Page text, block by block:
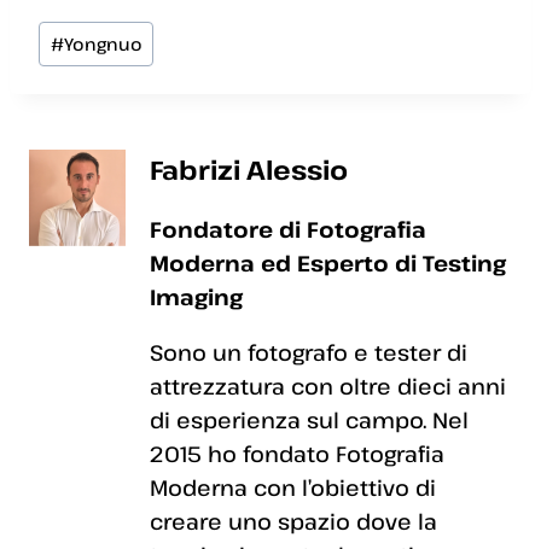
Tag
articolo:
#Yongnuo
Fabrizi Alessio
Fondatore di Fotografia
Moderna ed Esperto di Testing
Imaging
Sono un fotografo e tester di
attrezzatura con oltre dieci anni
di esperienza sul campo. Nel
2015 ho fondato Fotografia
Moderna con l’obiettivo di
creare uno spazio dove la